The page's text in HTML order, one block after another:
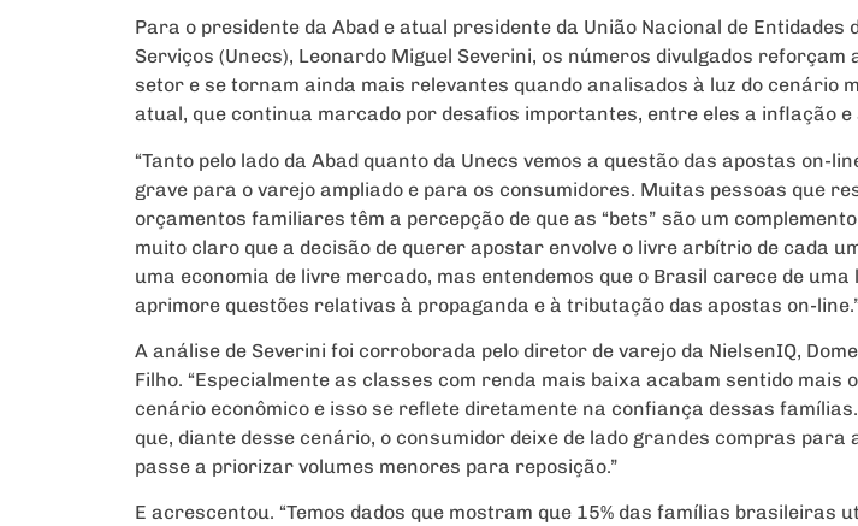
Para o presidente da Abad e atual presidente da União Nacional de Entidades
Serviços (Unecs), Leonardo Miguel Severini, os números divulgados reforçam
setor e se tornam ainda mais relevantes quando analisados à luz do cenário
atual, que continua marcado por desafios importantes, entre eles a inflação e
“Tanto pelo lado da Abad quanto da Unecs vemos a questão das apostas on-
grave para o varejo ampliado e para os consumidores. Muitas pessoas que
orçamentos familiares têm a percepção de que as “bets” são um
muito claro que a decisão de querer apostar envolve o livre arbítrio de cada
uma economia de livre mercado, mas entendemos que o Brasil carece de uma
aprimore questões relativas à propaganda e à tributação das apostas on-
A análise de Severini foi corroborada pelo diretor de varejo da NielsenIQ,
Filho. “Especialmente as classes com renda mais baixa acabam sentido mais
cenário econômico e isso se reflete diretamente na confiança dessas
que, diante desse cenário, o consumidor deixe de lado grandes compras para
passe a priorizar volumes menores para reposição.”
E acrescentou. “Temos dados que mostram que 15% das famílias brasileiras